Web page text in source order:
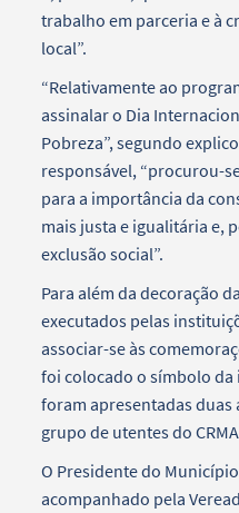
trabalho em parceria e à
local”.
“Relativamente ao
assinalar o Dia
Pobreza”, segundo
responsável, “procurou-
para a importância da
mais justa e igualitária e,
exclusão social”.
Para além da decoração
executados pelas
associar-se às
foi colocado o símbolo da
foram apresentadas duas
grupo de utentes do
O Presidente do
acompanhado pela